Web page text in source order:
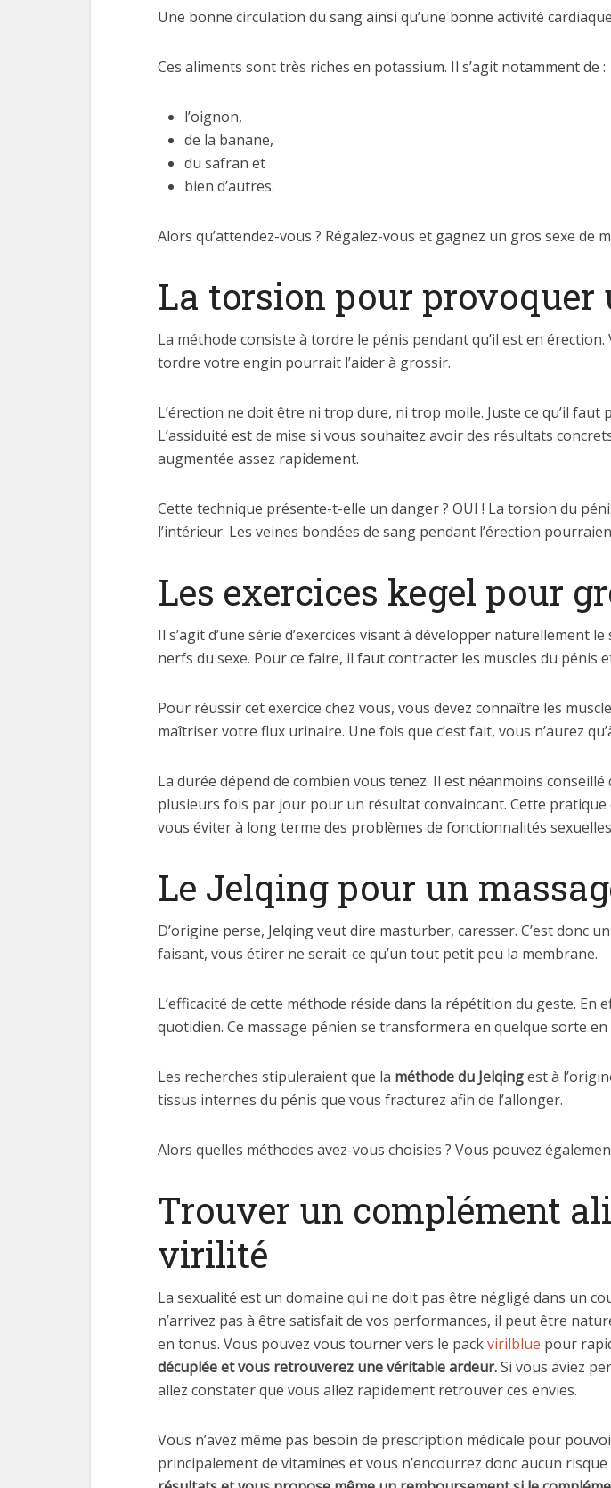
Une bonne circulation du sang ainsi qu’une bonne activité
Ces aliments sont très riches en potassium. Il s’agit notamment de :
l’oignon,
de la banane,
du safran et
bien d’autres.
Alors qu’attendez-vous ? Régalez-vous et gagnez un gros sexe de
La torsion pour
La méthode consiste à tordre le pénis pendant qu’il est en
tordre votre engin pourrait l’aider à grossir.
L’érection ne doit être ni trop dure, ni trop molle. Juste ce qu’il
L’assiduité est de mise si vous souhaitez avoir des résultats
augmentée assez rapidement.
Cette technique présente-t-elle un danger ? OUI ! La torsion du
l’intérieur. Les veines bondées de sang pendant l’érection
Les exercices kegel pour
Il s’agit d’une série d’exercices visant à développer naturellement
nerfs du sexe. Pour ce faire, il faut contracter les muscles du pénis
Pour réussir cet exercice chez vous, vous devez connaître les
maîtriser votre flux urinaire. Une fois que c’est fait, vous n’aurez
La durée dépend de combien vous tenez. Il est néanmoins
plusieurs fois par jour pour un résultat convaincant. Cette
vous éviter à long terme des problèmes de fonctionnalités
Le Jelqing pour un
D’origine perse, Jelqing veut dire masturber, caresser. C’est donc
faisant, vous étirer ne serait-ce qu’un tout petit peu la membrane.
L’efficacité de cette méthode réside dans la répétition du geste. En
quotidien. Ce massage pénien se transformera en quelque sorte en
Les recherches stipuleraient que la méthode du Jelqingest à
tissus internes du pénis que vous fracturez afin de l’allonger.
Alors quelles méthodes avez-vous choisies ? Vous pouvez
Trouver un complément
virilité
La sexualité est un domaine qui ne doit pas être négligé dans un
n’arrivez pas à être satisfait de vos performances, il peut être
en tonus. Vous pouvez vous tourner vers le packvirilblue pour
décuplée et vous retrouverez une véritable ardeur.Si vous aviez
allez constater que vous allez rapidement retrouver ces envies.
Vous n’avez même pas besoin de prescription médicale pour
principalement de vitamines et vous n’encourrez donc aucun